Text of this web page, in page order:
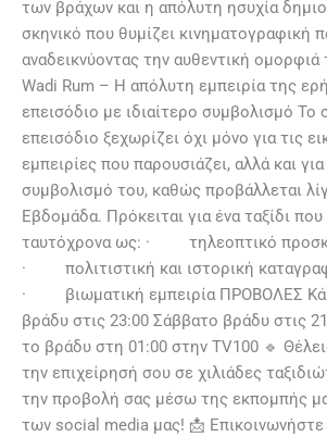
των βράχων και η απόλυτη ησυχία
σκηνικό που θυμίζει κινηματογραφική
αναδεικνύοντας την αυθεντική ομορφιά
Wadi Rum – Η απόλυτη εμπειρία της
επεισόδιο με ιδιαίτερο συμβολισμό Το
επεισόδιο ξεχωρίζει όχι μόνο για τις
εμπειρίες που παρουσιάζει, αλλά και
συμβολισμό του, καθώς προβάλλεται
Εβδομάδα. Πρόκειται για ένα ταξίδι που
ταυτόχρονα ως: · τηλεοπτικό
· πολιτιστική και ιστορική
· βιωματική εμπειρία ΠΡΟΒΟΛΕΣ
βράδυ στις 23:00 Σάββατο βράδυ στις
το βράδυ στη 01:00 στην TV100 🔹
την επιχείρησή σου σε χιλιάδες
την προβολή σας μέσω της εκπομπής
των social media μας! 📩 Επικοινωνήστε